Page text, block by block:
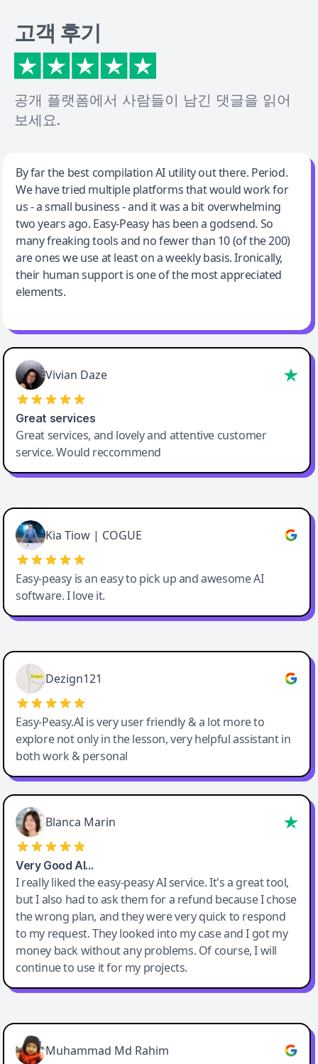
고객 후기
공개 플랫폼에서 사람들이 남긴 댓글을 읽어
보세요.
Jeff Wilson
By far the best compilation AI utility
By far the best compilation AI utility out there. Period.
We have tried multiple platforms that would work for
us - a small business - and it was a bit overwhelming
two years ago. Easy-Peasy has been a godsend. So
many freaking tools and no fewer than 10 (of the 200)
are ones we use at least on a weekly basis. Ironically,
their human support is one of the most appreciated
elements.
Vivian Daze
Great services
Great services, and lovely and attentive customer
service. Would reccommend
Cody Crabb
Great service, Best AI tool
Kia Tiow | COGUE
Easy-peasy is an easy to pick up and awesome AI
software. I love it.
Easy-Peasy AI
Dezign121
Easy-Peasy.AI is very user friendly & a lot more to
explore not only in the lesson, very helpful assistant in
both work & personal
Blanca Marin
Very Good AI…
I really liked the easy-peasy AI service. It's a great tool,
but I also had to ask them for a refund because I chose
the wrong plan, and they were very quick to respond
to my request. They looked into my case and I got my
money back without any problems. Of course, I will
continue to use it for my projects.
Easy-Peasy AI
Muhammad Md Rahim